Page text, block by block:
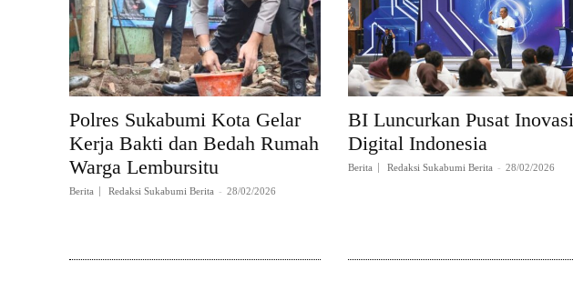
Polres Sukabumi Kota Gelar
Kerja Bakti dan Bedah Rumah
Warga Lembursitu
Berita Redaksi Sukabumi Berita - 28/02/2026
BI Luncurkan Pusat Inovasi
Digital Indonesia
Berita Redaksi Sukabumi Berita - 28/02/2026